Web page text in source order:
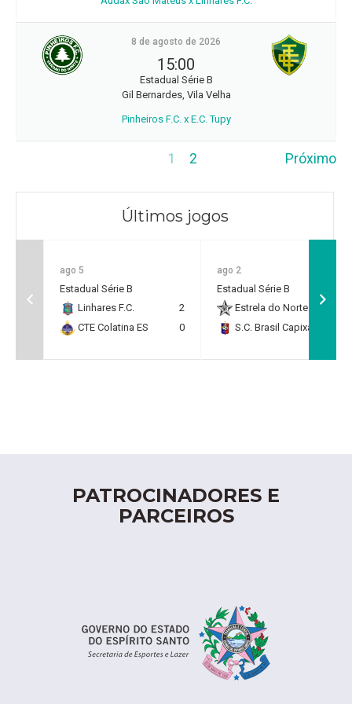
8 de agosto de 2026
15:00
Estadual Série B
Gil Bernardes, Vila Velha
Pinheiros F.C. x E.C. Tupy
1 2 Próximo
Últimos jogos
ago 5
Estadual Série B
Linhares F.C.
2
CTE Colatina ES
0
ago 2
Estadual Série B
Estrela do Norte F.C.
S.C. Brasil Capixaba
PATROCINADORES E
PARCEIROS